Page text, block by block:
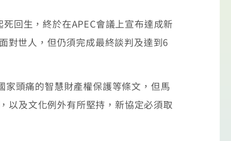
回生，終於在APEC會議上宣布達成新
對世人，但仍須完成最終談判及達到6
頭痛的智慧財產權保護等條文，但馬
以及文化例外有所堅持，新協定必須取